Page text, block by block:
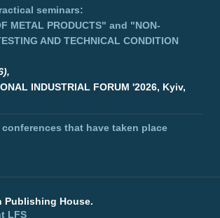
seminars:
METAL PRODUCTS" and "NON-
AND TECHNICAL CONDITION
INDUSTRIAL FORUM '2026, Kyiv,
that have taken place
Publishing House.
LFS